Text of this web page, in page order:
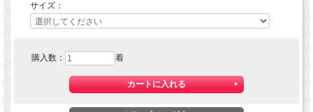
大きめのチェック柄は、明るく親しみやすい印象。
先染め糸で織り上げているので色褪せにくく、形態安定加工でお手入れも簡単で
サイズ：
購入数： 着